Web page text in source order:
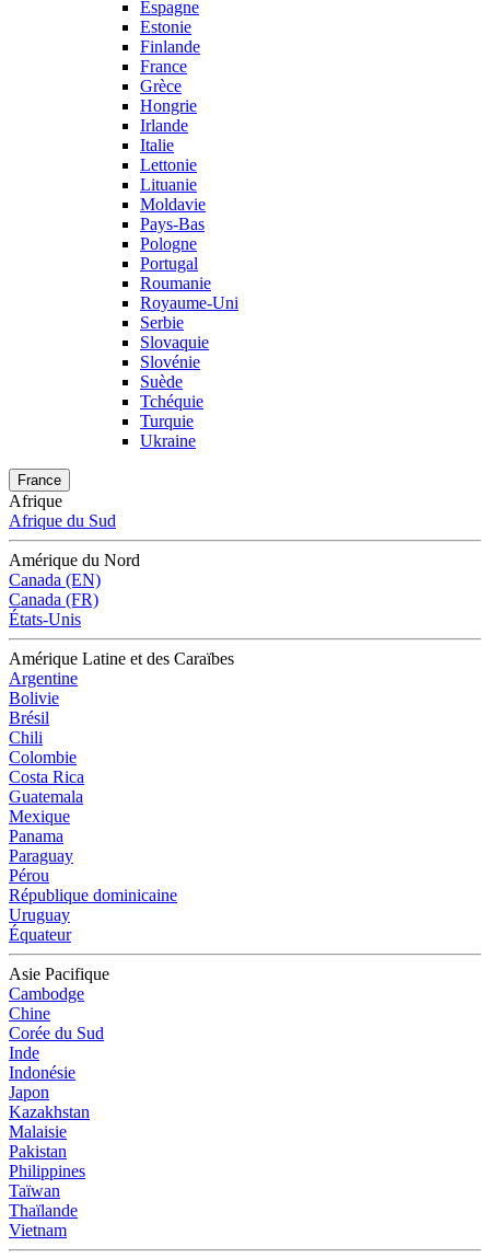
Espagne
Estonie
Finlande
France
Grèce
Hongrie
Irlande
Italie
Lettonie
Lituanie
Moldavie
Pays-Bas
Pologne
Portugal
Roumanie
Royaume-Uni
Serbie
Slovaquie
Slovénie
Suède
Tchéquie
Turquie
Ukraine
France
Afrique
Afrique du Sud
Amérique du Nord
Canada (EN)
Canada (FR)
États-Unis
Amérique Latine et des Caraïbes
Argentine
Bolivie
Brésil
Chili
Colombie
Costa Rica
Guatemala
Mexique
Panama
Paraguay
Pérou
République dominicaine
Uruguay
Équateur
Asie Pacifique
Cambodge
Chine
Corée du Sud
Inde
Indonésie
Japon
Kazakhstan
Malaisie
Pakistan
Philippines
Taïwan
Thaïlande
Vietnam